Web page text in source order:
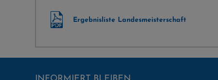
Ergebnisliste Landesmeisterschaft